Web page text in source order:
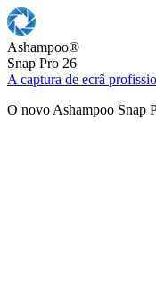
Ashampoo®
Snap Pro 26
A captura de ecrã
O novo Ashampoo Snap